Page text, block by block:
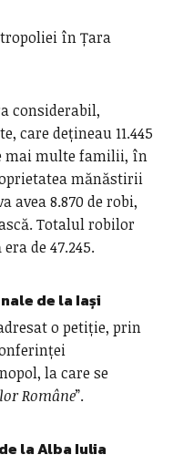
considerabil,
care dețineau 11.445
mai multe familii, în
mănăstirii
avea 8.870 de robi,
Totalul robilor
de 47.245.
de la Iași
o petiție, prin
la care se
Române”.
la Alba Iulia